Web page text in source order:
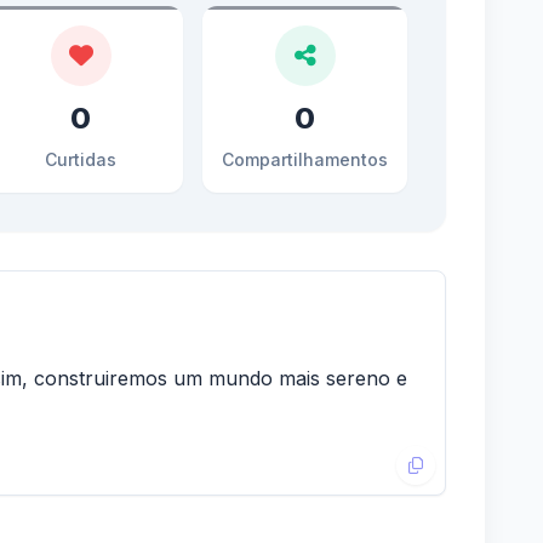
0
Curtidas
0
Compartilhamentos
construiremos um mundo mais sereno e